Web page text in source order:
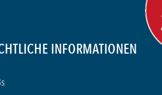
INFORMATIONEN